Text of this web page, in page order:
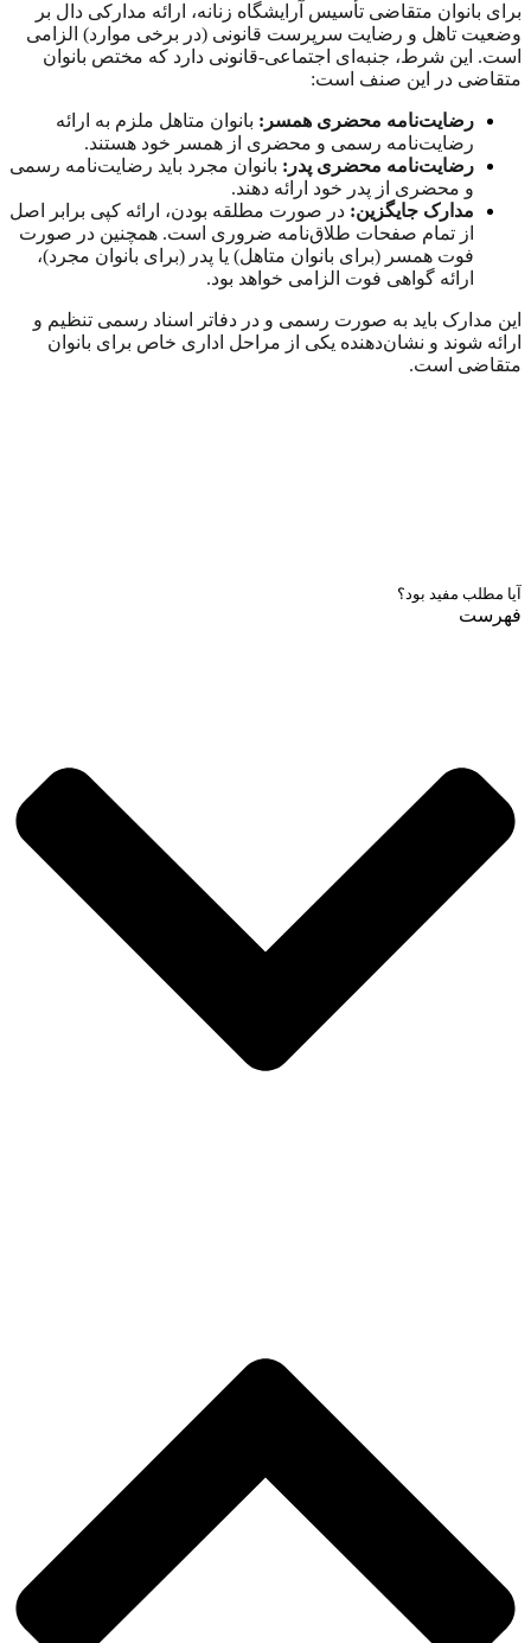
برای بانوان متقاضی تأسیس آرایشگاه زنانه، ارائه مدارکی دال بر
وضعیت تاهل و رضایت سرپرست قانونی (در برخی موارد) الزامی
است. این شرط، جنبه‌ای اجتماعی-قانونی دارد که مختص بانوان
متقاضی در این صنف است:
رضایت‌نامه محضری همسر: بانوان متاهل ملزم به ارائه
رضایت‌نامه رسمی و محضری از همسر خود هستند.
رضایت‌نامه محضری پدر: بانوان مجرد باید رضایت‌نامه رسمی
و محضری از پدر خود ارائه دهند.
مدارک جایگزین: در صورت مطلقه بودن، ارائه کپی برابر اصل
از تمام صفحات طلاق‌نامه ضروری است. همچنین در صورت
فوت همسر (برای بانوان متاهل) یا پدر (برای بانوان مجرد)،
ارائه گواهی فوت الزامی خواهد بود.
این مدارک باید به صورت رسمی و در دفاتر اسناد رسمی تنظیم و
ارائه شوند و نشان‌دهنده یکی از مراحل اداری خاص برای بانوان
متقاضی است.
آیا مطلب مفید بود؟
فهرست